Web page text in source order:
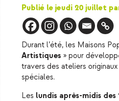
Publié le jeudi 20 juillet
Durant l’été, les Maisons
Artistiques » pour
travers des ateliers
spéciales.
Les lundis après-midis des